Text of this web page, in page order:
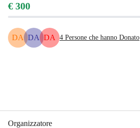
€ 300
DA DA DA 4 Persone che hanno Donato
Organizzatore